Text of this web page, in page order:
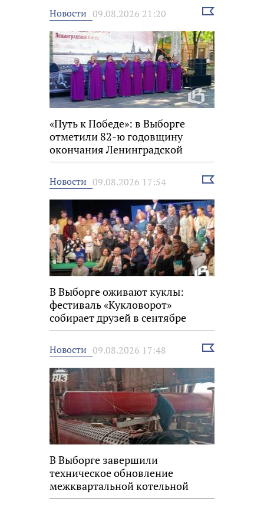
Новости 09.08.2026 21:20
Выбрать
«Путь к Победе»: в Выборге
отметили 82-ю годовщину
окончания Ленинградской
битвы
Новости 09.08.2026 17:54
Выбрать
В Выборге оживают куклы:
фестиваль «Кукловорот»
собирает друзей в сентябре
Новости 09.08.2026 17:48
Выбрать
В Выборге завершили
техническое обновление
межквартальной котельной